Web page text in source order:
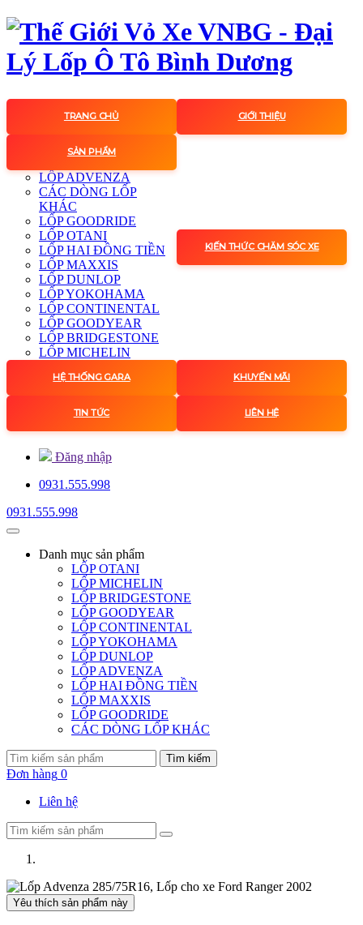
TRANG CHỦ GIỚI THIỆU
SẢN PHẨM
LỐP ADVENZA
CÁC DÒNG LỐP
KHÁC
LỐP GOODRIDE
LỐP OTANI
LỐP HAI ĐỒNG TIỀN
LỐP MAXXIS
LỐP DUNLOP
LỐP YOKOHAMA
LỐP CONTINENTAL
LỐP GOODYEAR
LỐP BRIDGESTONE
LỐP MICHELIN
KIẾN THỨC CHĂM SÓC XE
HỆ THỐNG GARA KHUYẾN MÃI
TIN TỨC LIÊN HỆ
Đăng nhập
0931.555.998
0931.555.998
Danh mục sản phẩm
LỐP OTANI
LỐP MICHELIN
LỐP BRIDGESTONE
LỐP GOODYEAR
LỐP CONTINENTAL
LỐP YOKOHAMA
LỐP DUNLOP
LỐP ADVENZA
LỐP HAI ĐỒNG TIỀN
LỐP MAXXIS
LỐP GOODRIDE
CÁC DÒNG LỐP KHÁC
Tìm kiếm
Đơn hàng 0
Liên hệ
Yêu thích sản phẩm này